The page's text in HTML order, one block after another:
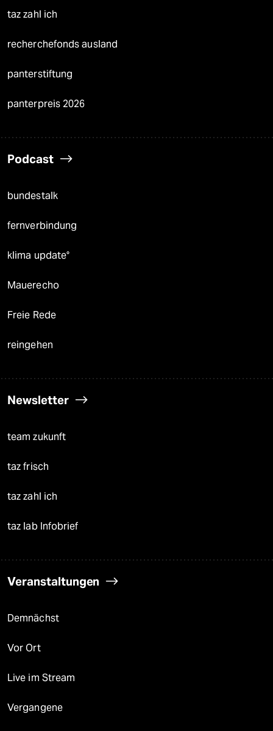
taz zahl ich
recherchefonds ausland
panterstiftung
panterpreis 2026
Podcast
bundestalk
fernverbindung
klima update°
Mauerecho
Freie Rede
reingehen
Newsletter
team zukunft
taz frisch
taz zahl ich
taz lab Infobrief
Veranstaltungen
Demnächst
Vor Ort
Live im Stream
Vergangene